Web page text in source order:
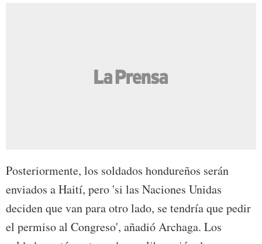
Posteriormente, los soldados hondureños serán
enviados a Haití, pero 'si las Naciones Unidas
deciden que van para otro lado, se tendría que pedir
el permiso al Congreso', añadió Archaga. Los